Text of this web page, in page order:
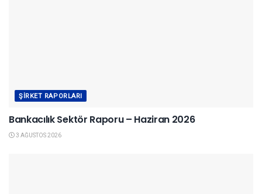
ŞIRKET RAPORLARI
Bankacılık Sektör Raporu – Haziran 2026
3 AĞUSTOS 2026